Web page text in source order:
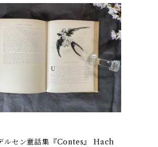
ルセン童話集『Contes』 Hach